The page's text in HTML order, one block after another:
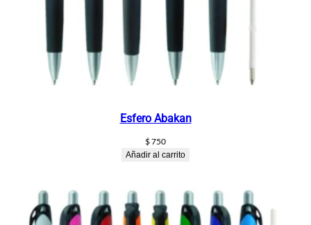
Esfero Abakan
$750
Añadir al carrito